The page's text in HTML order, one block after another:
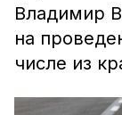
Владимир
на
числе из